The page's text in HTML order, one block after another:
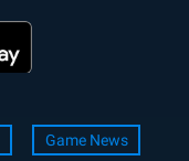
Game News